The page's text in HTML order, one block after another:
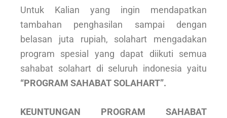
Untuk Kalian yang ingin mendapatkan
tambahan penghasilan sampai dengan
belasan juta rupiah, solahart mengadakan
program spesial yang dapat diikuti semua
sahabat solahart di seluruh indonesia yaitu
“PROGRAM SAHABAT SOLAHART”.
KEUNTUNGAN PROGRAM SAHABAT